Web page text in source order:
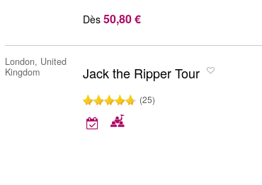
Dès 50,80 €
London, United
Kingdom
Jack the Ripper Tour
(25)